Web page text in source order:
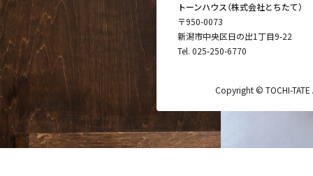
トーンハウス（株式会社とちたて）
〒950-0073
新潟市中央区日の出1丁目9-22
Tel. 025-250-6770
Copyright © TOCHI-TATE